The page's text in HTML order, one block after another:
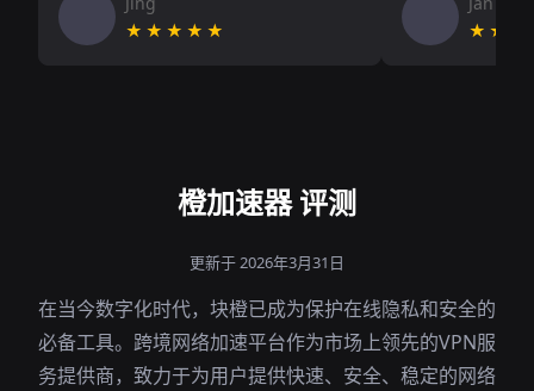
★★★★★
橙加速器 评测
更新于 2026年3月31日
在当今数字化时代，块橙已成为保护在线隐私和安全的
必备工具。跨境网络加速平台作为市场上领先的VPN服
务提供商，致力于为用户提供快速、安全、稳定的网络